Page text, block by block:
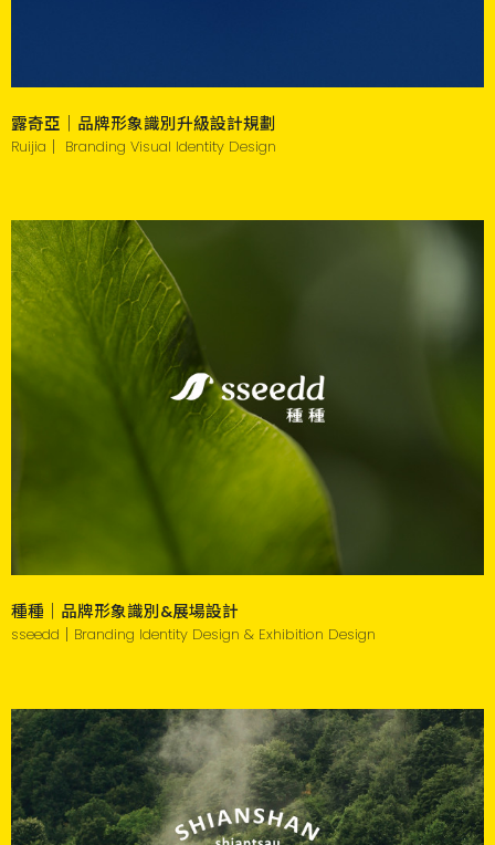
露奇亞｜品牌形象識別升級設計規劃
Ruijia｜ Branding Visual Identity Design
種種｜品牌形象識別&展場設計
sseedd｜Branding Identity Design & Exhibition Design